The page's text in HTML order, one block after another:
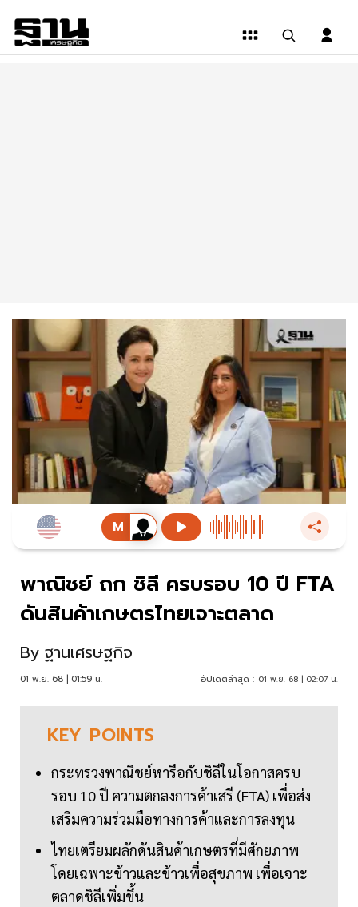
พาณิชย์ ถก ชิลี ครบรอบ 10 ปี FTA
ดันสินค้าเกษตรไทยเจาะตลาด
By ฐานเศรษฐกิจ
01 พ.ย. 68 | 01:59 น. อัปเดตล่าสุด : 01 พ.ย. 68 | 02:07 น.
KEY POINTS
กระทรวงพาณิชย์หารือกับชิลีในโอกาสครบ
รอบ 10 ปี ความตกลงการค้าเสรี (FTA) เพื่อส่ง
เสริมความร่วมมือทางการค้าและการลงทุน
ไทยเตรียมผลักดันสินค้าเกษตรที่มีศักยภาพ
โดยเฉพาะข้าวและข้าวเพื่อสุขภาพ เพื่อเจาะ
ตลาดชิลีเพิ่มขึ้น